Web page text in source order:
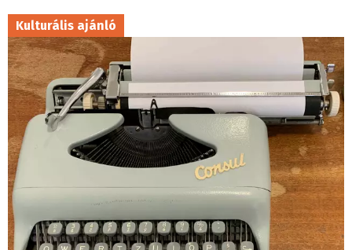
Kulturális ajánló